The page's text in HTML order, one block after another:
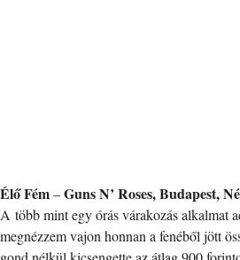
Élő Fém–Guns N’ Roses, Budapest,
A több mint egy órás várakozás alkalmat
megnézzem vajon honnan a fenéből jött